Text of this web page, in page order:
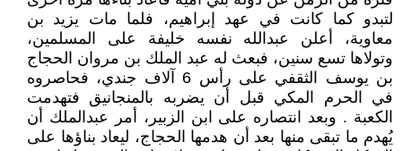
لتبدو كما كانت في عهد إبراهيم، فلما مات يزيد بن
معاوية، أعلن عبدالله نفسه خليفة على المسلمين،
وتولاها تسع سنين، فبعث له عبد الملك بن مروان الحجاج
بن يوسف الثقفي على رأس 6 آلاف جندي، فحاصروه
في الحرم المكي قبل أن يضربه بالمنجانيق فتهدمت
الكعبة . وبعد انتصاره على ابن الزبير، أمر عبدالملك أن
يُهدم ما تبقى منها بعد أن هدمها الحجاج، ليعاد بناؤها على